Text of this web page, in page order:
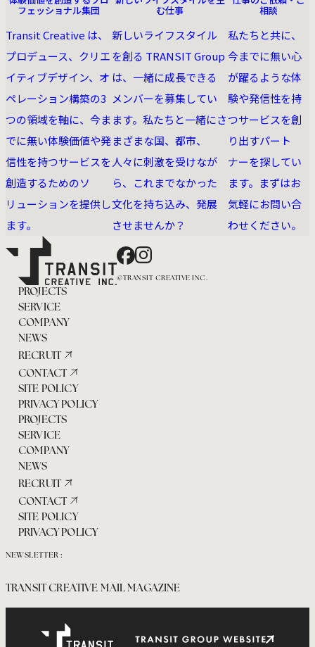
フェッショナル集団
Transit Creative は、
プロデュース、クリエ
イティブデザイン、オ
ペレーション構築の3
つの領域を軸に、今ま
でに無い体験価値や発
信性を持つサービスを
創造するためのソ
リューションを提供し
ます。
む仕事
新しいライフスタイル
を創る TRANSIT Group
は、一緒に成長できる
メンバーを募集してい
ます。私たちと一緒にさ
まざまな国、都市、
人々に刺激を受けなが
ら、これまでなかった
文化を持ち込み、発展
させませんか？
相談
私たちと共に、
今までに無い⼼
が躍るような体
験や発信性を持
つサービスを創
り出すパート
ナーを探してい
ます。まずはお
気軽にお問い合
わせください。
Facebook
Instagram
©TRANSIT CREATIVE INC.
PROJECTS
SERVICE
COMPANY
NEWS
RECRUIT
CONTACT
SITE POLICY
PRIVACY POLICY
PROJECTS
SERVICE
COMPANY
NEWS
RECRUIT
CONTACT
SITE POLICY
PRIVACY POLICY
NEWSLETTER :
TRANSIT CREATIVE MAIL MAGAZINE